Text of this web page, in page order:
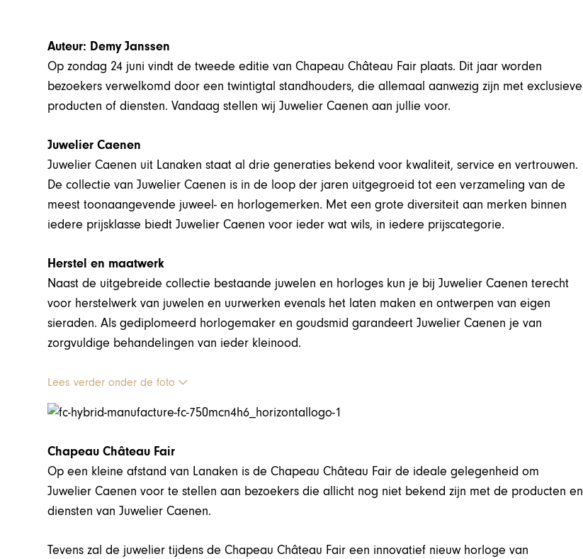
Auteur: Demy Janssen
Op zondag 24 juni vindt de tweede editie van Chapeau Château Fair plaats. Dit jaar worden
bezoekers verwelkomd door een twintigtal standhouders, die allemaal aanwezig zijn met exclusieve
producten of diensten. Vandaag stellen wij Juwelier Caenen aan jullie voor.
Juwelier Caenen
Juwelier Caenen uit Lanaken staat al drie generaties bekend voor kwaliteit, service en vertrouwen.
De collectie van Juwelier Caenen is in de loop der jaren uitgegroeid tot een verzameling van de
meest toonaangevende juweel- en horlogemerken. Met een grote diversiteit aan merken binnen
iedere prijsklasse biedt Juwelier Caenen voor ieder wat wils, in iedere prijscategorie.
Herstel en maatwerk
Naast de uitgebreide collectie bestaande juwelen en horloges kun je bij Juwelier Caenen terecht
voor herstelwerk van juwelen en uurwerken evenals het laten maken en ontwerpen van eigen
sieraden. Als gediplomeerd horlogemaker en goudsmid garandeert Juwelier Caenen je van
zorgvuldige behandelingen van ieder kleinood.
Lees verder onder de foto
Chapeau Château Fair
Op een kleine afstand van Lanaken is de Chapeau Château Fair de ideale gelegenheid om
Juwelier Caenen voor te stellen aan bezoekers die allicht nog niet bekend zijn met de producten en
diensten van Juwelier Caenen.
Tevens zal de juwelier tijdens de Chapeau Château Fair een innovatief nieuw horloge van